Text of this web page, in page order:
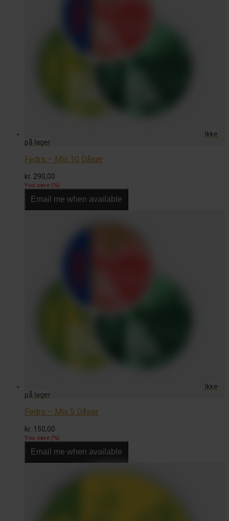
Fedrs – Mix 10 Dåser
kr. 290,00
You save (%)
Email me when available
Fedrs – Mix 5 Dåser
kr. 150,00
You save (%)
Email me when available